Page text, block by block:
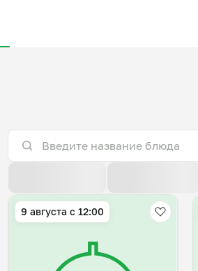
9 августа с 12:00